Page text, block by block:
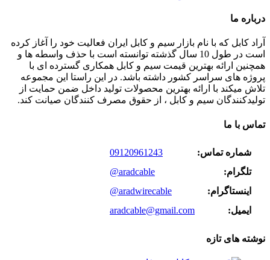
درباره ما
آراد کابل که با نام بازار سیم و کابل ایران فعالیت خود را آغاز کرده
است در طول 10 سال گذشته توانسته است با حذف واسطه ها و
همچنین ارائه بهترین قیمت سیم و کابل همکاری گسترده ای با
پروژه های سراسر کشور داشته باشد. در این راستا این مجموعه
تلاش میکند با ارائه بهترین محصولات تولید داخل ضمن حمایت از
تولیدکنندگان سیم و کابل ، از حقوق مصرف کنندگان صیانت کند.
تماس با ما
شماره تماس:
09120961243
تلگرام:
@aradcable
اینستاگرام:
@aradwirecable
ایمیل:
aradcable@gmail.com
نوشته های تازه